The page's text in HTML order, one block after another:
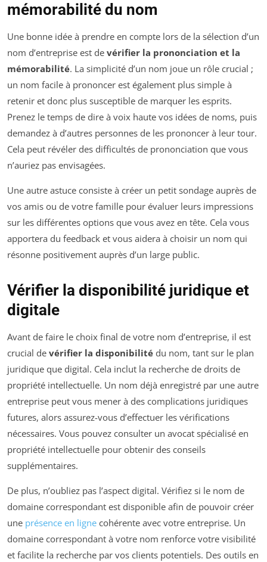
mémorabilité du nom
Une bonne idée à prendre en compte lors de la sélection d’un
nom d’entreprise est de vérifier la prononciation et la
mémorabilité. La simplicité d’un nom joue un rôle crucial ;
un nom facile à prononcer est également plus simple à
retenir et donc plus susceptible de marquer les esprits.
Prenez le temps de dire à voix haute vos idées de noms, puis
demandez à d’autres personnes de les prononcer à leur tour.
Cela peut révéler des difficultés de prononciation que vous
n’auriez pas envisagées.
Une autre astuce consiste à créer un petit sondage auprès de
vos amis ou de votre famille pour évaluer leurs impressions
sur les différentes options que vous avez en tête. Cela vous
apportera du feedback et vous aidera à choisir un nom qui
résonne positivement auprès d’un large public.
Vérifier la disponibilité juridique et
digitale
Avant de faire le choix final de votre nom d’entreprise, il est
crucial de vérifier la disponibilité du nom, tant sur le plan
juridique que digital. Cela inclut la recherche de droits de
propriété intellectuelle. Un nom déjà enregistré par une autre
entreprise peut vous mener à des complications juridiques
futures, alors assurez-vous d’effectuer les vérifications
nécessaires. Vous pouvez consulter un avocat spécialisé en
propriété intellectuelle pour obtenir des conseils
supplémentaires.
De plus, n’oubliez pas l’aspect digital. Vérifiez si le nom de
domaine correspondant est disponible afin de pouvoir créer
une présence en ligne cohérente avec votre entreprise. Un
domaine correspondant à votre nom renforce votre visibilité
et facilite la recherche par vos clients potentiels. Des outils en